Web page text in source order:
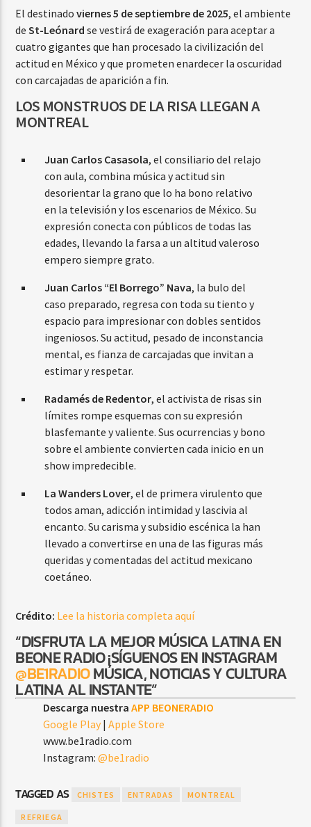
Beone Radio
El destinadoviernes 5 de septiembre de 2025, el ambiente
deSt-Leónard se vestirá de exageración para aceptar a
cuatro gigantes que han procesado la civilización del
actitud en México y que prometen enardecer la oscuridad
con carcajadas de aparición a fin.
LOS MONSTRUOS DE LA RISA LLEGAN A
MONTREAL
Juan Carlos Casasola, el consiliario del relajo
con aula, combina música y actitud sin
desorientar la grano que lo ha bono relativo
en la televisión y los escenarios de México. Su
expresión conecta con públicos de todas las
edades, llevando la farsa a un altitud valeroso
empero siempre grato.
Juan Carlos “El Borrego” Nava, la bulo del
caso preparado, regresa con toda su tiento y
espacio para impresionar con dobles sentidos
ingeniosos. Su actitud, pesado de inconstancia
mental, es fianza de carcajadas que invitan a
estimar y respetar.
Radamés de Redentor, el activista de risas sin
límites rompe esquemas con su expresión
blasfemante y valiente. Sus ocurrencias y bono
sobre el ambiente convierten cada inicio en un
show impredecible.
La Wanders Lover, el de primera virulento que
todos aman, adicción intimidad y lascivia al
encanto. Su carisma y subsidio escénica la han
llevado a convertirse en una de las figuras más
queridas y comentadas del actitud mexicano
coetáneo.
Crédito: Lee la historia completa aquí
“DISFRUTA LA MEJOR MÚSICA LATINA EN
BEONE RADIO ¡SÍGUENOS EN INSTAGRAM
@BE1RADIOMÚSICA, NOTICIAS Y CULTURA
LATINA AL INSTANTE”
Descarga nuestraAPP BEONERADIO
Google Play |Apple Store
www.be1radio.com
Instagram:@be1radio
TAGGED AS CHISTES ENTRADAS MONTREAL
REFRIEGA